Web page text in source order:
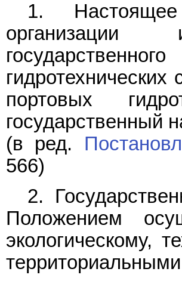
1. Настоящее
организации
портовых
государственный
(в ред.
566)
2.
Положением
экологическому,